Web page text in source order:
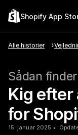
Shopify App
Alle historier
Sådan
Kig efter
for
15. januar 2025